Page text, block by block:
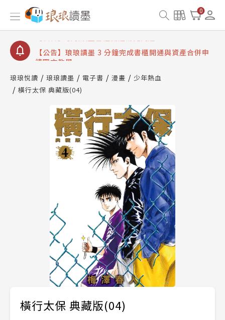
0
【公告】琅琅讀墨數位閱讀資產合併與書櫃開通申請
【公告】琅琅讀墨書櫃開通常見問題
請圖文教學
查詢
【公告】因 Readmoo 讀墨系統維護中，本站同步暫
停部分閱讀服務
琅琅悅讀 琅琅讀墨 電子書 漫畫
少年熱血
橫行太保 典藏版(04)
橫行太保 典藏版(04)